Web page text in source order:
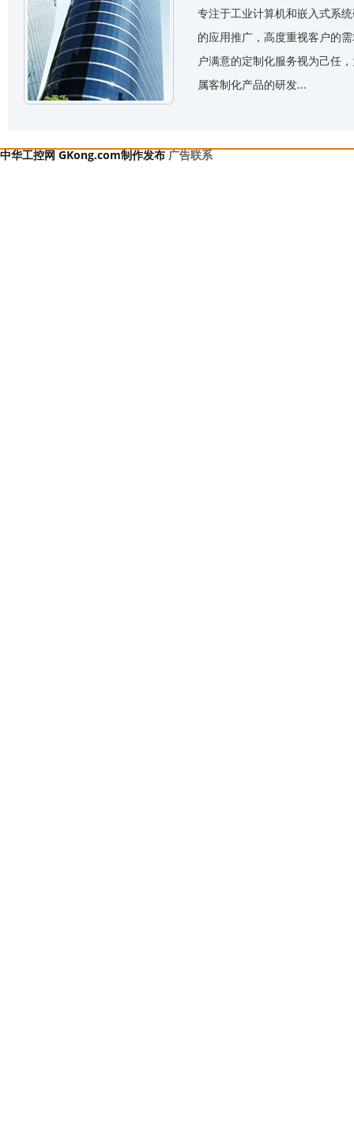
专注于工业计算机和嵌入式系
的应用推广，高度重视客户的
户满意的定制化服务视为己任
属客制化产品的研发...
中华工控网 GKong.com制作发布广告联系